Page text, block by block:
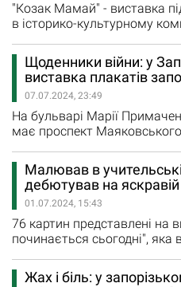
"Козак Мамай" - виставка
в історико-культурному
фонду Національного
малюнки із зображенням
повідомляє сайт
зображенням Мамая
Щоденники війни: у
виставка плакатів
07.07.2024, 23:49
На бульварі Марії
має проспект
представлені роботи
Волянського. Як зазначає
міської ради, графічний
Волянський народився в
стати…
Малював в
дебютував на яскравій
01.07.2024, 15:43
76 картин представлені на
починається сьогодні", яка
України. Вернісаж є
Жах і біль: у